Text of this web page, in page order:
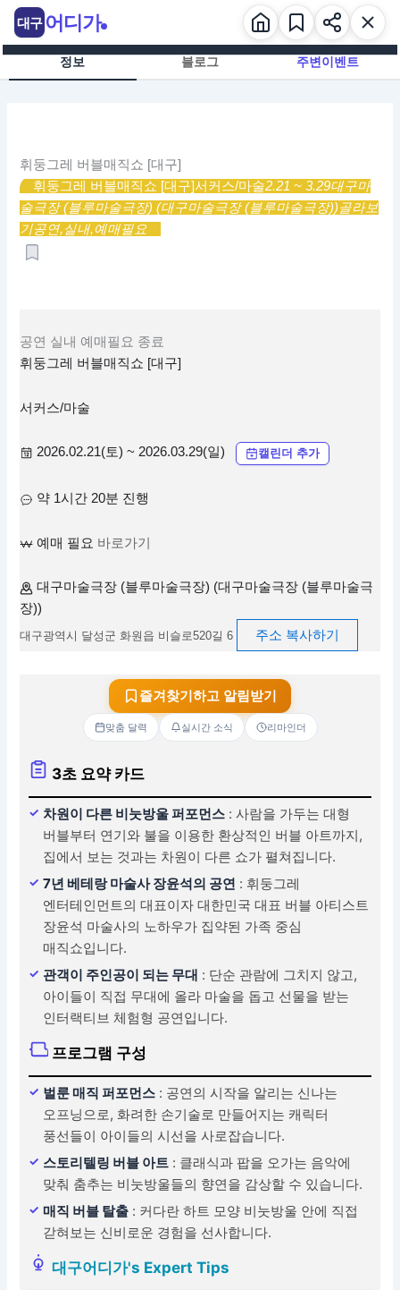
츠
정보 블로그 주변이벤트
휘둥그레 버블매직쇼 [대구]
휘둥그레 버블매직쇼 [대구]서커스/마술2.21 ~ 3.29대구마
술극장 (블루마술극장) (대구마술극장 (블루마술극장))골라보
기공연,실내,예매필요
공연 실내 예매필요 종료
휘둥그레 버블매직쇼 [대구]
서커스/마술
2026.02.21(토) ~ 2026.03.29(일) 캘린더 추가
약 1시간 20분 진행
예매 필요 바로가기
대구마술극장 (블루마술극장) (대구마술극장 (블루마술극
장))
대구광역시 달성군 화원읍 비슬로520길 6 주소 복사하기
즐겨찾기하고 알림받기
맞춤 달력 실시간 소식 리마인더
3초 요약 카드
차원이 다른 비눗방울 퍼포먼스 : 사람을 가두는 대형
버블부터 연기와 불을 이용한 환상적인 버블 아트까지,
집에서 보는 것과는 차원이 다른 쇼가 펼쳐집니다.
7년 베테랑 마술사 장윤석의 공연 : 휘둥그레
엔터테인먼트의 대표이자 대한민국 대표 버블 아티스트
장윤석 마술사의 노하우가 집약된 가족 중심
매직쇼입니다.
관객이 주인공이 되는 무대 : 단순 관람에 그치지 않고,
아이들이 직접 무대에 올라 마술을 돕고 선물을 받는
인터랙티브 체험형 공연입니다.
프로그램 구성
벌룬 매직 퍼포먼스 : 공연의 시작을 알리는 신나는
오프닝으로, 화려한 손기술로 만들어지는 캐릭터
풍선들이 아이들의 시선을 사로잡습니다.
스토리텔링 버블 아트 : 클래식과 팝을 오가는 음악에
맞춰 춤추는 비눗방울들의 향연을 감상할 수 있습니다.
매직 버블 탈출 : 커다란 하트 모양 비눗방울 안에 직접
갇혀보는 신비로운 경험을 선사합니다.
대구어디가's Expert Tips
대구 어디가